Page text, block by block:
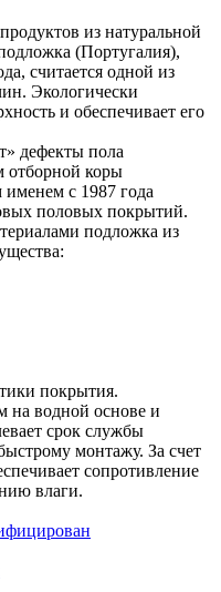
из натуральной
(Португалия),
считается одной из
Экологически
и обеспечивает его
дефекты пола
отборной коры
с 1987 года
половых покрытий.
подложка из
покрытия.
на водной основе и
срок службы
монтажу. За счет
сопротивление
влаги.